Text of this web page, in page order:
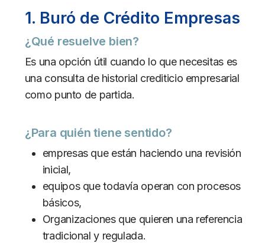
1. Buró de Crédito Empresas
¿Qué resuelve bien?
Es una opción útil cuando lo que necesitas es
una consulta de historial crediticio empresarial
como punto de partida.
¿Para quién tiene sentido?
empresas que están haciendo una revisión
inicial,
equipos que todavía operan con procesos
básicos,
Organizaciones que quieren una referencia
tradicional y regulada.